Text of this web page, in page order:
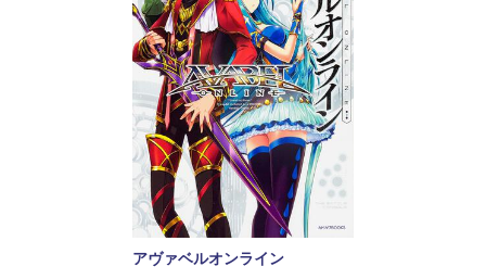
アヴァベルオンライン